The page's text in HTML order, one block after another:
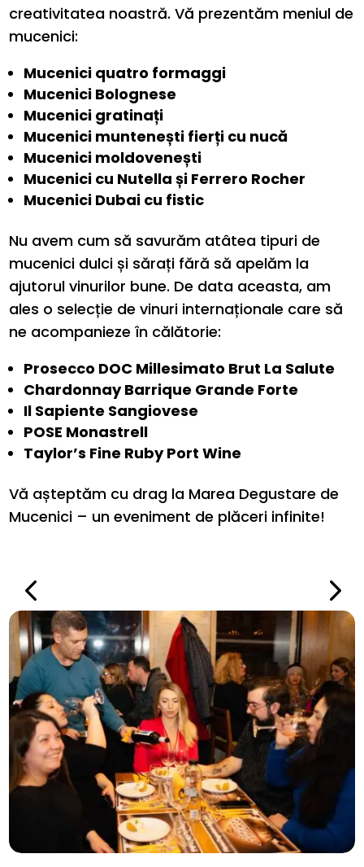
creativitatea noastră. Vă prezentăm meniul de
mucenici:
Mucenici quatro formaggi
Mucenici Bolognese
Mucenici gratinați
Mucenici muntenești fierți cu nucă
Mucenici moldovenești
Mucenici cu Nutella și Ferrero Rocher
Mucenici Dubai cu fistic
Nu avem cum să savurăm atâtea tipuri de
mucenici dulci și sărați fără să apelăm la
ajutorul vinurilor bune. De data aceasta, am
ales o selecție de vinuri internaționale care să
ne acompanieze în călătorie:
Prosecco DOC Millesimato Brut La Salute
Chardonnay Barrique Grande Forte
Il Sapiente Sangiovese
POSE Monastrell
Taylor’s Fine Ruby Port Wine
Vă așteptăm cu drag la Marea Degustare de
Mucenici – un eveniment de plăceri infinite!